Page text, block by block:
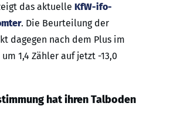
das aktuelle KfW-ifo-
. Die Beurteilung der
dagegen nach dem Plus im
1,4 Zähler auf jetzt -13,0
hat ihren Talboden